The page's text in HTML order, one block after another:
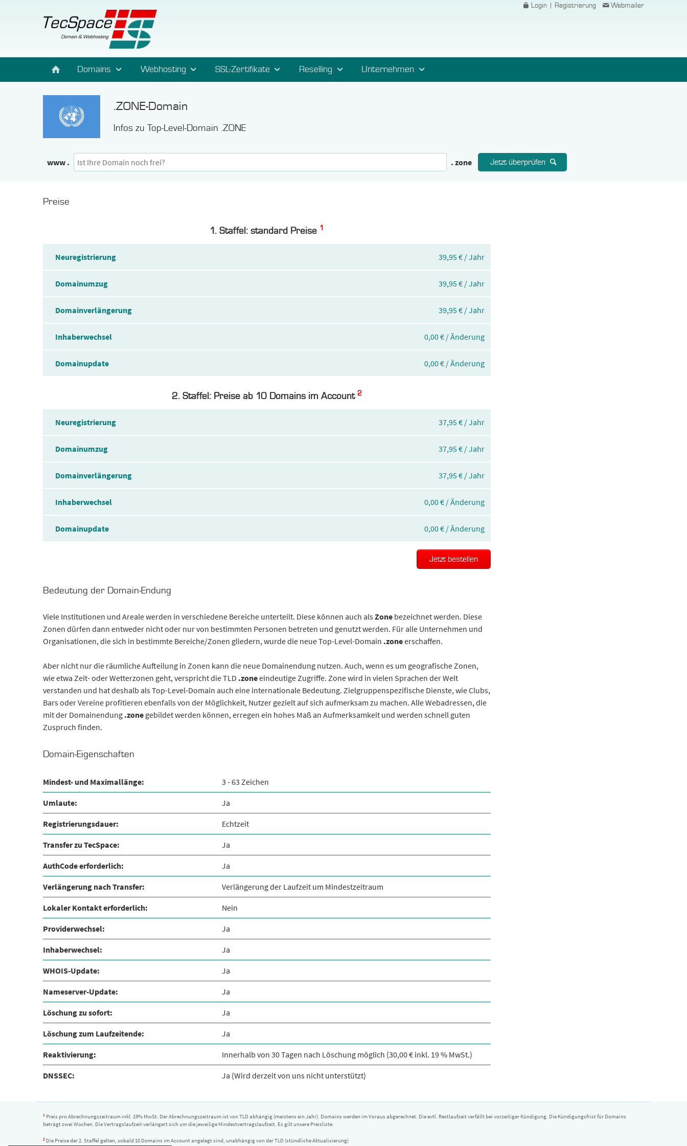
Login | Registrierung Webmailer
Domains Webhosting SSL-Zertifikate Reselling Unternehmen
.ZONE-Domain
Infos zu Top-Level-Domain .ZONE
www . . zone Jetzt überprüfen
Preise
1. Staffel: standard Preise 1
Neuregistrierung 39,95 € / Jahr
Domainumzug 39,95 € / Jahr
Domainverlängerung 39,95 € / Jahr
Inhaberwechsel 0,00 € / Änderung
Domainupdate 0,00 € / Änderung
2. Staffel: Preise ab 10 Domains im Account 2
Neuregistrierung 37,95 € / Jahr
Domainumzug 37,95 € / Jahr
Domainverlängerung 37,95 € / Jahr
Inhaberwechsel 0,00 € / Änderung
Domainupdate 0,00 € / Änderung
Jetzt bestellen
Bedeutung der Domain-Endung
Viele Institutionen und Areale werden in verschiedene Bereiche unterteilt. Diese können auch alsZone bezeichnet werden. Diese
Zonen dürfen dann entweder nicht oder nur von bestimmten Personen betreten und genutzt werden. Für alle Unternehmen und
Organisationen, die sich in bestimmte Bereiche/Zonen gliedern, wurde die neue Top-Level-Domain .zoneerschaffen.
Aber nicht nur die räumliche Aufteilung in Zonen kann die neue Domainendung nutzen. Auch, wenn es um geografische Zonen,
wie etwa Zeit- oder Wetterzonen geht, verspricht die TLD .zoneeindeutige Zugriffe. Zone wird in vielen Sprachen der Welt
verstanden und hat deshalb als Top-Level-Domain auch eine internationale Bedeutung. Zielgruppenspezifische Dienste, wie Clubs,
Bars oder Vereine profitieren ebenfalls von der Möglichkeit, Nutzer gezielt auf sich aufmerksam zu machen. Alle Webadressen, die
mit der Domainendung .zone gebildet werden können, erregen ein hohes Maß an Aufmerksamkeit und werden schnell guten
Zuspruch finden.
Domain-Eigenschaften
Mindest- und Maximallänge: 3 - 63 Zeichen
Umlaute: Ja
Registrierungsdauer: Echtzeit
Transfer zu TecSpace: Ja
AuthCode erforderlich: Ja
Verlängerung nach Transfer: Verlängerung der Laufzeit um Mindestzeitraum
Lokaler Kontakt erforderlich: Nein
Providerwechsel: Ja
Inhaberwechsel: Ja
WHOIS-Update: Ja
Nameserver-Update: Ja
Löschung zu sofort: Ja
Löschung zum Laufzeitende: Ja
Reaktivierung: Innerhalb von 30 Tagen nach Löschung möglich (30,00 € inkl. 19 % MwSt.)
DNSSEC: Ja (Wird derzeit von uns nicht unterstützt)
1 Preis pro Abrechnungszeitraum inkl. 19% MwSt. Der Abrechnungszeitraum ist von TLD abhängig (meistens ein Jahr). Domains werden im Voraus abgerechnet. Die evtl. Restlaufzeit verfällt bei vorzeitiger Kündigung. Die Kündigungsfrist für Domains
beträgt zwei Wochen. Die Vertragslaufzeit verlängert sich um die jeweilige Mindestvertragslaufzeit. Es gilt unsere Preisliste.
2 Die Preise der 2. Staffel gelten, sobald 10 Domains im Account angelegt sind, unabhängig von der TLD (stündliche Aktualisierung)